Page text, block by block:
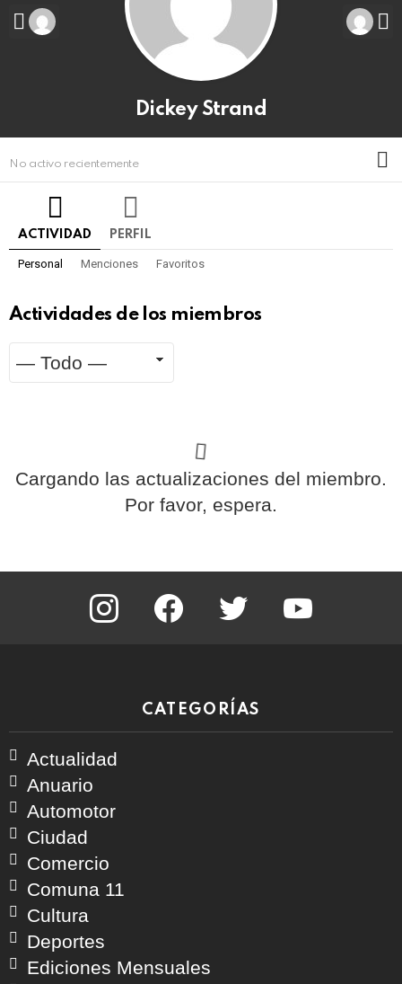
Dickey Strand
No activo recientemente
ACTIVIDAD PERFIL
Personal Menciones Favoritos
Actividades de los miembros
RSS
Cargando las actualizaciones del miembro.
Por favor, espera.
instagram facebook twitter
CATEGORÍAS
Actualidad
Anuario
Automotor
Ciudad
Comercio
Comuna 11
Cultura
Deportes
Ediciones Mensuales